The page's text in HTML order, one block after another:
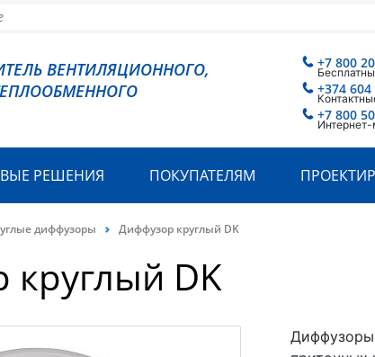
ВЕНТИЛЯЦИОННОГО,
+7 800
+7 800
+374
РЕШЕНИЯ ПОКУПАТЕЛЯМ
диффузоры Диффузор круглый DK
DK
Диффузоры